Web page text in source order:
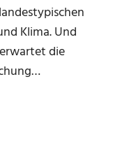
Klima. Und
die